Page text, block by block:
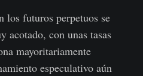
los futuros perpetuos se
acotado, con unas tasas
mayoritariamente
especulativo aún